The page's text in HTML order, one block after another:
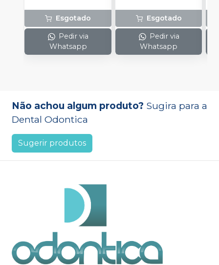
Esgotado
Pedir via
Whatsapp
Esgotado
Pedir via
Whatsapp
Não achou algum produto? Sugira para a
Dental Odontica
Sugerir produtos